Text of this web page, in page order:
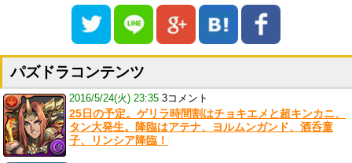
パズドラコンテンツ
2016/5/24(火) 23:35 3コメント
25日の予定。ゲリラ時間割はチョキエメと超キンカニ、
タン大発生。降臨はアテナ、ヨルムンガンド、酒呑童
子、リンシア降臨！